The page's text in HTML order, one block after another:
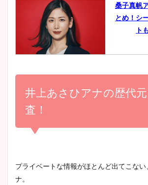
豊島実季
とめ！美
宇賀神メ
池谷実悠
桑子真帆
とめ！シ
ト
小室瑛莉
め！足が
wikiプ
井上あさひアナの歴代
査！
プライベートな情報がほとんど出てこない
ナ。